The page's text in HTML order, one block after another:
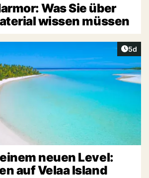
Was Sie über
wissen müssen
5d
neuen Level:
auf Velaa Island